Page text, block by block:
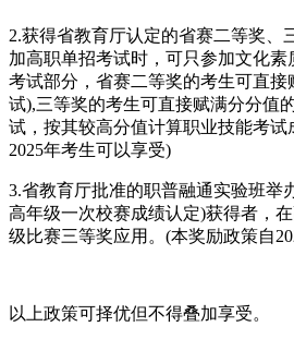
2.获得省教育厅认定的省赛二等奖、
加高职单招考试时，可只参加文化
考试部分，省赛二等奖的考生可直
试),三等奖的考生可直接赋满分分值
试，按其较高分值计算职业技能考试
2025年考生可以享受)
3.省教育厅批准的职普融通实验班举
高年级一次校赛成绩认定)获得者，
级比赛三等奖应用。(本奖励政策自
以上政策可择优但不得叠加享受。